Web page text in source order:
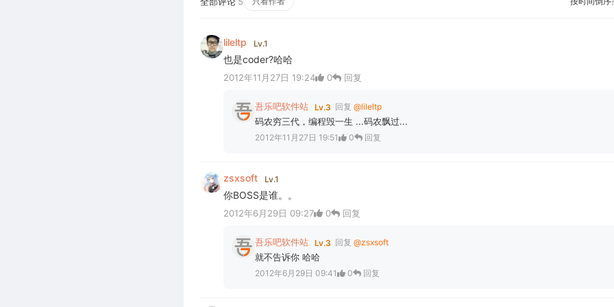
lileltp Lv.1
也是coder?哈哈
2012年11月27日 19:24 0 回复
吾乐吧软件站 Lv.3 回复 @lileltp
码农穷三代，编程毁一生 ...码农飘过...
2012年11月27日 19:51 0 回复
zsxsoft Lv.1
你BOSS是谁。。
2012年6月29日 09:27 0 回复
吾乐吧软件站 Lv.3 回复 @zsxsoft
就不告诉你 哈哈
2012年6月29日 09:41 0 回复